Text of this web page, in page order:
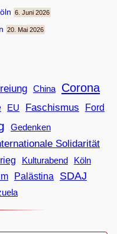
6. Juni 2026
20. Mai 2026
China Corona
EU Faschismus
Ford
Gedenken
Solidarität
Kulturabend
Köln
Palästina
SDAJ